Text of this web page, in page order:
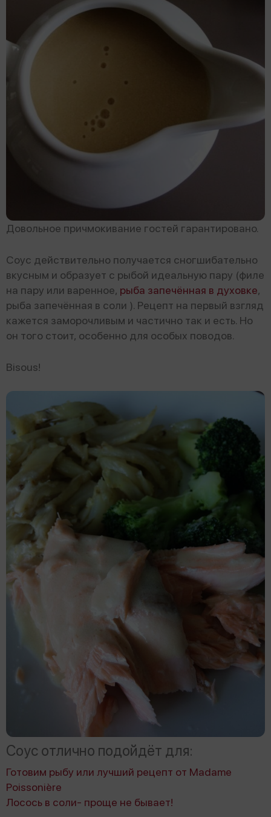
Довольное причмокивание гостей гарантировано.
Соус действительно получается сногшибательно
вкусным и образует с рыбой идеальную пару (филе
на пару или варенное, рыба запечённая в духовке,
рыба запечённая в соли ). Рецепт на первый взгляд
кажется заморочливым и частично так и есть. Но
он того стоит, особенно для особых поводов.
Bisous!
Соус отлично подойдёт для:
Готовим рыбу или лучший рецепт от Madame
Poissonière
Лосось в соли- проще не бывает!